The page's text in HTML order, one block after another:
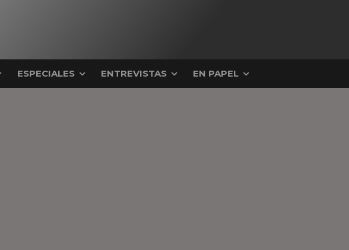
ESPECIALES ENTREVISTAS EN PAPEL